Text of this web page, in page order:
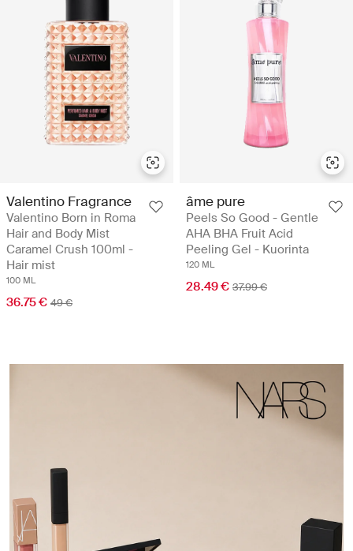
Valentino Fragrance
Valentino Born in Roma
Hair and Body Mist
Caramel Crush 100ml -
Hair mist
100 ML
36.75 € 49 €
âme pure
Peels So Good - Gentle
AHA BHA Fruit Acid
Peeling Gel - Kuorinta
120 ML
28.49 € 37.99 €